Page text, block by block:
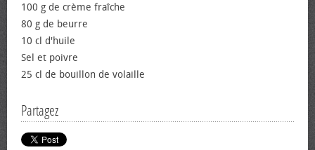
100 g de crème fraîche
80 g de beurre
10 cl d'huile
Sel et poivre
25 cl de bouillon de volaille
Partagez